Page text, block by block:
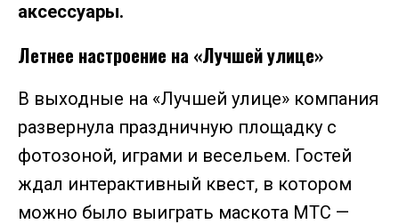
аксессуары.
Летнее настроение на «Лучшей улице»
В выходные на «Лучшей улице» компания
развернула праздничную площадку с
фотозоной, играми и весельем. Гостей
ждал интерактивный квест, в котором
можно было выиграть маскота МТС —